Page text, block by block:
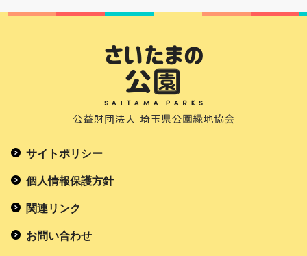
サイトポリシー
個人情報保護方針
関連リンク
お問い合わせ